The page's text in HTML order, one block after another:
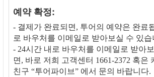
예약 확정:
- 결제가 완료되면, 투어의 예약은 완료
로 바우처를 이메일로 받아보실 수 있습
- 24시간 내로 바우처를 이메일로 받아
면, 바로 저희 고객센터 1661-2372 혹은
친구 “투어파이브” 에서 문의 바랍니다.